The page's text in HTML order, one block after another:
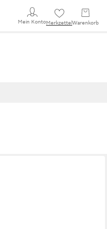
Mein KontoMerkzettel Warenkorb